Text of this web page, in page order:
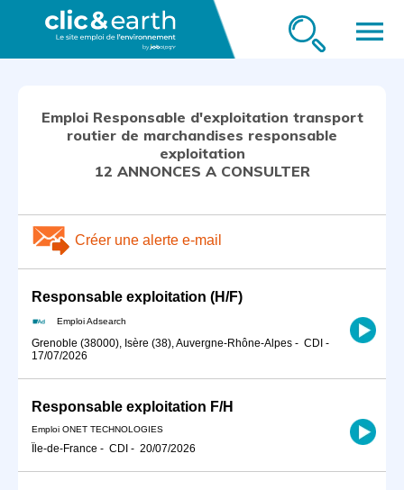
menu
Emploi Responsable d'exploitation transport
routier de marchandises responsable
exploitation
12 ANNONCES A CONSULTER
Créer une alerte e-mail
Responsable exploitation (H/F)
Emploi Adsearch
Grenoble (38000), Isère (38), Auvergne-Rhône-Alpes - CDI -
17/07/2026
Responsable exploitation F/H
Emploi ONET TECHNOLOGIES
Île-de-France - CDI - 20/07/2026